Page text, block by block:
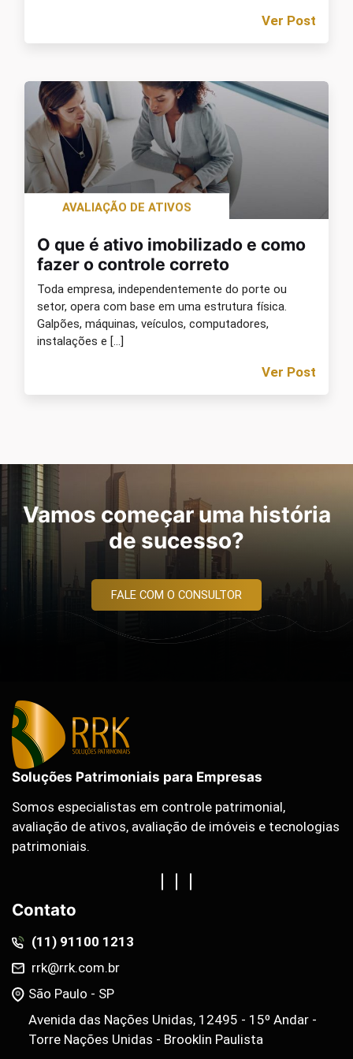
Ver Post
AVALIAÇÃO DE ATIVOS
O que é ativo imobilizado e como
fazer o controle correto
Toda empresa, independentemente do porte ou
setor, opera com base em uma estrutura física.
Galpões, máquinas, veículos, computadores,
instalações e […]
Ver Post
Vamos começar uma história
de sucesso?
FALE COM O CONSULTOR
Soluções Patrimoniais para Empresas
Somos especialistas em controle patrimonial,
avaliação de ativos, avaliação de imóveis e tecnologias
patrimoniais.
Contato
(11) 91100 1213
rrk@rrk.com.br
São Paulo - SP
Avenida das Nações Unidas, 12495 - 15º Andar -
Torre Nações Unidas - Brooklin Paulista